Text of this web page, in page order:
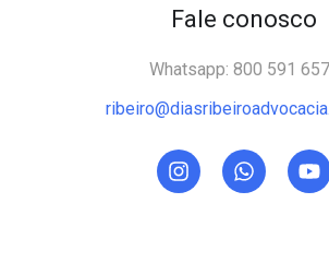
Fale conosco
Whatsapp: 800 591